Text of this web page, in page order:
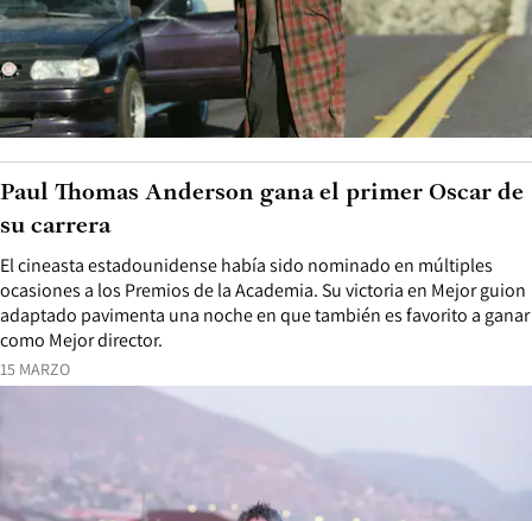
15 MARZO
El cineasta estadounidense había sido nominado en múltiples
ocasiones a los Premios de la Academia. Su victoria en Mejor guion
adaptado pavimenta una noche en que también es favorito a ganar
como Mejor director.
Paul Thomas Anderson gana el primer Oscar de
su carrera